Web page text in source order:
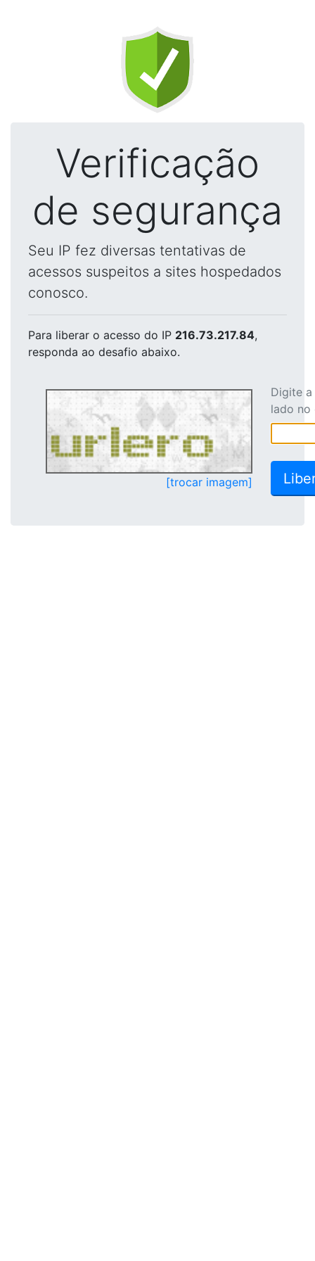
Verificação
de segurança
Seu IP fez diversas tentativas de
acessos suspeitos a sites hospedados
conosco.
Para liberar o acesso do IP 216.73.217.84,
responda ao desafio abaixo.
[trocar imagem]
Digite
lado no